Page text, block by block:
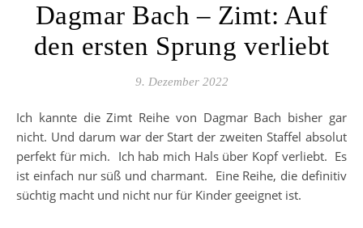
Dagmar Bach – Zimt: Auf
den ersten Sprung verliebt
9. Dezember 2022
Ich kannte die Zimt Reihe von Dagmar Bach bisher gar
nicht. Und darum war der Start der zweiten Staffel absolut
perfekt für mich. Ich hab mich Hals über Kopf verliebt. Es
ist einfach nur süß und charmant. Eine Reihe, die definitiv
süchtig macht und nicht nur für Kinder geeignet ist.